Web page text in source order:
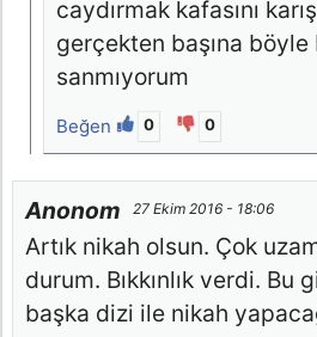
caydırmak kafasını
gerçekten başına
sanmıyorum
Beğen 0 0
Anonom 27 Ekim 2016 - 18:06
Artık nikah olsun. Çok
durum. Bıkkınlık verdi. Bu
başka dizi ile nikah